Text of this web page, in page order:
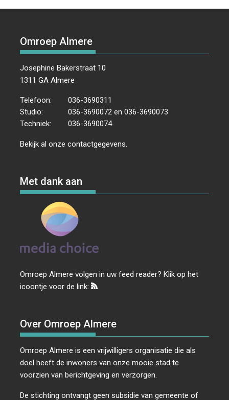
Omroep Almere
Josephine Bakerstraat 10
1311 GA Almere
Telefoon:
036-3690311
Studio:
036-3690072 en 036-3690073
Techniek:
036-3690074
Bekijk al onzecontactgegevens.
Met dank aan
Omroep Almere volgen in uw feed reader? Klik op het
icoontje voor de link:
Over Omroep Almere
Omroep Almere is een vrijwilligers organisatie die als
doel heeft de inwoners van onze mooie stad te
voorzien van berichtgeving en verzorgen.
De stichting ontvangt geen subsidie van gemeente of